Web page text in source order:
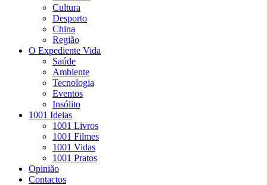
Cultura
Desporto
China
Região
O Expediente Vida
Saúde
Ambiente
Tecnologia
Eventos
Insólito
1001 Ideias
1001 Livros
1001 Filmes
1001 Vidas
1001 Pratos
Opinião
Contactos